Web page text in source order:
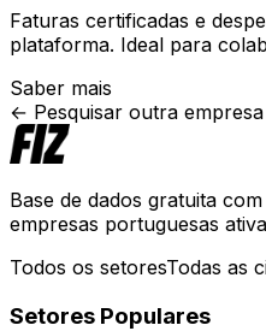
Faturas certificadas e
plataforma. Ideal para
Saber mais
← Pesquisar outra empresa
Base de dados gratuita
empresas portuguesas
Todos os setoresTodas as
Setores Populares